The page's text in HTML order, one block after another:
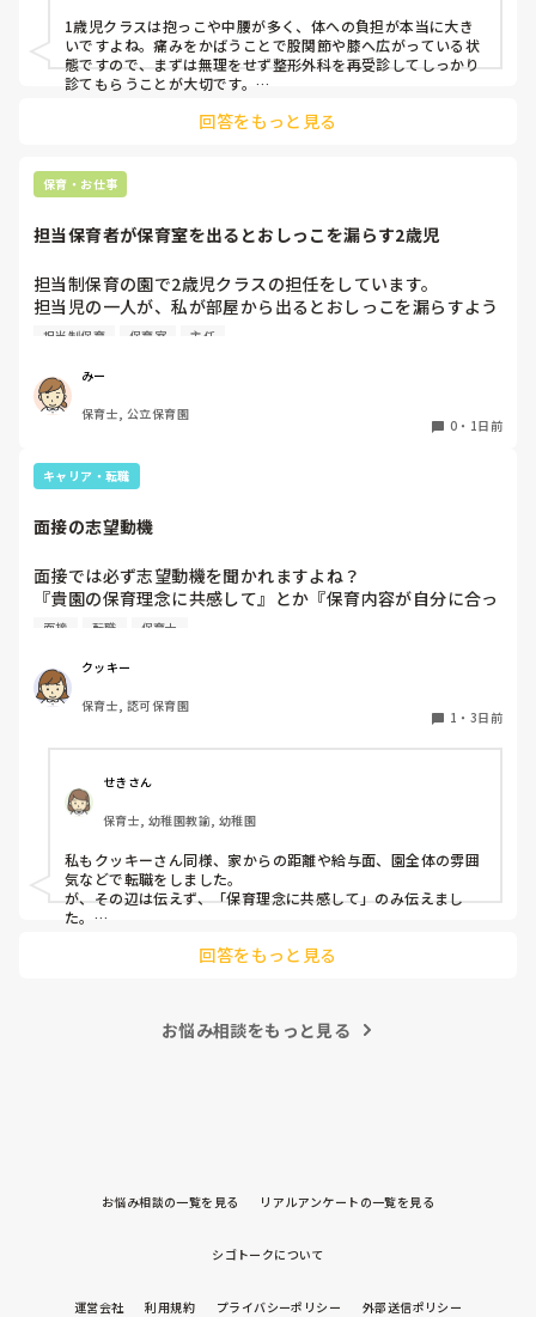
通院して、コルセット、湿布、痛み止め、電気などで１週間
乗り切ったら
週末には、左が痛みだし、これも痛み止めや湿布で抑えて仕
事をしていたら、
床から支えなしに立ち上がりにくくなり、痛みが走ります。
自転車通勤ですが、それも、膝や太ももに痛みが来始めまし
た。
今は８月。
家でもやることはあります。
日常生活すら支障をきたすほどになりました。
椅子に座って作業をすれば？
と、園で言われました。
なので、子ども椅子程度の高さの踏み台に座って、試してみ
ただじっと座っていても、5分も座ればお尻に痛みがきま
す。
この高さの作業だと意外に、
なること多いことに気づきました。
その度にあちらこちらに痛みが来て
立ち上がる時には、膝や太ももが固まり痛みが……
腰痛、膝痛お持ちの方は、どの程度の痛みで働かれているの
でしょうか。
出産等で、幾度か開腹手術をしましたが、翌日には歩けまし
たし…
今回は、今少し治まっている痛みがぶり返したどうしようと
いう思いもあり、ちょっと無理かも…と思い始めています。
まだ急性期ということと、昔、夫が腰を痛めてすぐに整骨院
に行ってより酷くなって帰ってきたことがあり、怖くて行け
1歳児クラスは抱っこや中腰が多く、体への負担が本当に大き
いですよね。痛みをかばうことで股関節や膝へ広がっている状
態ですので、まずは無理をせず整形外科を再受診してしっかり
診てもらうことが大切です。
用したり、抱っこや重い作業は周囲の先生に相談して頼むよう
回答をもっと見る
保育・お仕事
担当保育者が保育室を出るとおしっこを漏らす2歳児
担当制保育の園で2歳児クラスの担任をしています。
担当児の一人が、私が部屋から出るとおしっこを漏らすよう
になりました。
4月から私への執着が強かったのですが、特に寝かしつけの
時に私がそばに行かないと繰り返し大きい声で呼んだり私が
寝かしつけしている子にちょっかいを出したり、何回もトイ
もしばしば…
パンツで寝れる子が増えてきて、寝かしつけの時にトイレに
うとするとその子も行きたがります。
ので、その子には待っててねといい外に出ていました。今日
はそれで2回漏らしています。
2回目は私は見ていないのですが、かなり微量だったそう
しているように見えると言われました。
日頃からそのことの関わりはしっかり持てるように意識はし
ていますが…
担当制保育 保育室 主任
みー
保育士, 公立保育園
0 ・ 1日前
キャリア・転職
面接の志望動機
面接では必ず志望動機を聞かれますよね？
『貴園の保育理念に共感して』とか『保育内容が自分に合っ
てると思いました』等々が多いかと思いますが、実際はどう
私自身、園の雰囲気とか園の規模、保育内容は勘案しますが
正直なところ、家から通いやすいか、給与はどうか…という
ところに重きを置いています
皆さんは、志望動機をどのように答えていますか？また、本
音はどうですか？
面接 転職 保育士
クッキー
保育士, 認可保育園
1 ・ 3日前
せきさん
保育士, 幼稚園教諭, 幼稚園
私もクッキーさん同様、家からの距離や給与面、園全体の雰囲
気などで転職をしました。
が、その辺は伝えず、「保育理念に共感して」のみ伝えまし
た。
回答をもっと見る
お悩み相談をもっと見る
お悩み相談の一覧を見る リアルアンケートの一覧を見る
シゴトークについて
運営会社 利用規約 プライバシーポリシー 外部送信ポリシー